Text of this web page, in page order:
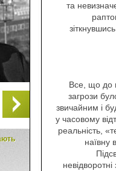
та
Все, що до
загрози
звичайним і
у часовому
реальність,
наївну